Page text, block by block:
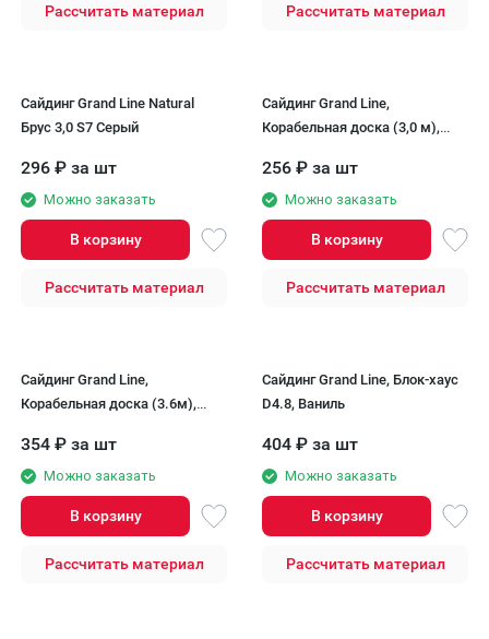
Рассчитать материал Рассчитать материал
Сайдинг Grand Line Natural
Брус 3,0 S7 Серый
296 ₽ за шт
Можно заказать
В корзину
Рассчитать материал
Сайдинг Grand Line,
Корабельная доска (3,0 м),
256 ₽ за шт
Можно заказать
В корзину
Рассчитать материал
Сайдинг Grand Line,
Корабельная доска (3.6м),
354 ₽ за шт
Можно заказать
В корзину
Рассчитать материал
Сайдинг Grand Line, Блок-хаус
D4.8, Ваниль
404 ₽ за шт
Можно заказать
В корзину
Рассчитать материал